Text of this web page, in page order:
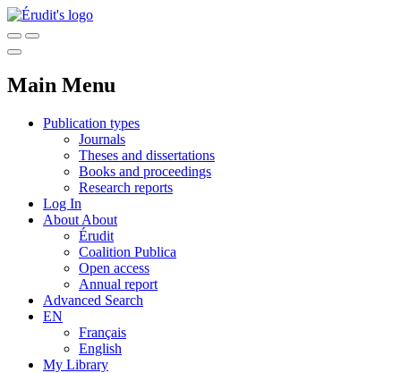
Main Menu
Publication types
Journals
Theses and dissertations
Books and proceedings
Research reports
Log In
About About
Érudit
Coalition Publica
Open access
Annual report
Advanced Search
EN
Français
English
My Library